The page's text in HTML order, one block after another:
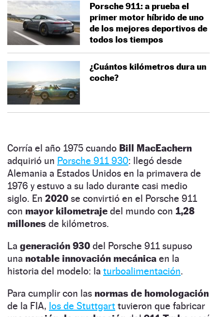
Porsche 911: a prueba el
primer motor híbrido de uno
de los mejores deportivos de
todos los tiempos
¿Cuántos kilómetros dura un
coche?
Corría el año 1975 cuando Bill MacEachern
adquirió un Porsche 911 930: llegó desde
Alemania a Estados Unidos en la primavera de
1976 y estuvo a su lado durante casi medio
siglo. En 2020 se convirtió en el Porsche 911
con mayor kilometraje del mundo con 1,28
millones de kilómetros.
La generación 930 del Porsche 911 supuso
una notable innovación mecánica en la
historia del modelo: la turboalimentación.
Para cumplir con las normas de homologación
de la FIA, los de Stuttgart tuvieron que fabricar